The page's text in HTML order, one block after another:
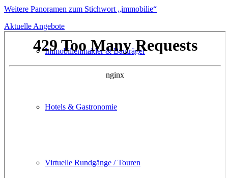
Immobilienmakler & Bauträger
Hotels & Gastronomie
Virtuelle Rundgänge / Touren
Weitere Panoramen zum Stichwort „immobilie“
Aktuelle Angebote